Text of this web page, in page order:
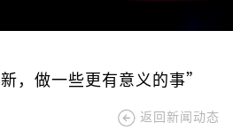
，做一些更有意义的事”
返回新闻动态